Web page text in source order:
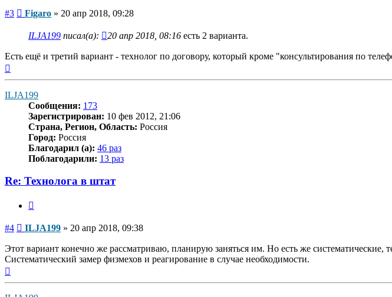
#3 Сообщение
Figaro » 20 апр 2018, 09:28
ILJA199 писал(а): 20 апр 2018, 08:16 есть 2 варианта.
Есть ещё и третий вариант - технолог по договору, который кроме "консультирования по
ILJA199
Сообщения: 173
Зарегистрирован: 10 фев 2012, 21:06
Страна, Регион, Область: Россия
Город: Россия
Благодарил (а): 46 раз
Поблагодарили: 13 раз
Re: Технолога в штат
#4 Сообщение
ILJA199 » 20 апр 2018, 09:38
Этот вариант конечно же рассматриваю, планирую заняться им. Но есть же
Систематический замер физмехов и реагирование в случае необходимости.